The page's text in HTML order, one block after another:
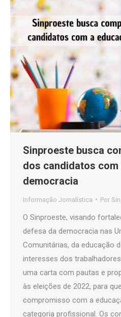
Sinproeste busca
dos candidatos com
democracia
Informação Jornalística Por
O Sinproeste, visando
defesa da democracia nas
Comunitárias, da educação
interesses dos
uma carta com pautas e
às eleições de 2022, para
compromisso com a
categoria profissional. Os